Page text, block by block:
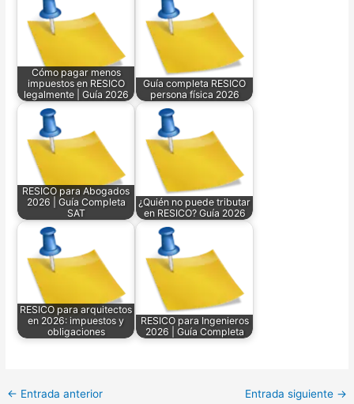
Cómo pagar menos
impuestos en RESICO
legalmente | Guía 2026
Guía completa RESICO
persona física 2026
RESICO para Abogados
2026 | Guía Completa
SAT
¿Quién no puede tributar
en RESICO? Guía 2026
RESICO para arquitectos
en 2026: impuestos y
obligaciones
RESICO para Ingenieros
2026 | Guía Completa
← Entrada anterior Entrada siguiente →